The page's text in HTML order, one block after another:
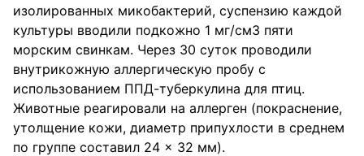
изолированных микобактерий, суспензию каждой
культуры вводили подкожно 1 мг/см3 пяти
морским свинкам. Через 30 суток проводили
внутрикожную аллергическую пробу с
использованием ППД-туберкулина для птиц.
Животные реагировали на аллерген (покраснение,
утолщение кожи, диаметр припухлости в среднем
по группе составил 24 × 32 мм).